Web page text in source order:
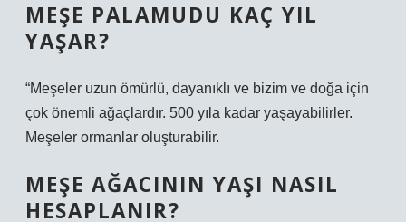
MEŞE PALAMUDU KAÇ YIL
YAŞAR?
“Meşeler uzun ömürlü, dayanıklı ve bizim ve doğa için
çok önemli ağaçlardır. 500 yıla kadar yaşayabilirler.
Meşeler ormanlar oluşturabilir.
MEŞE AĞACININ YAŞI NASIL
HESAPLANIR?